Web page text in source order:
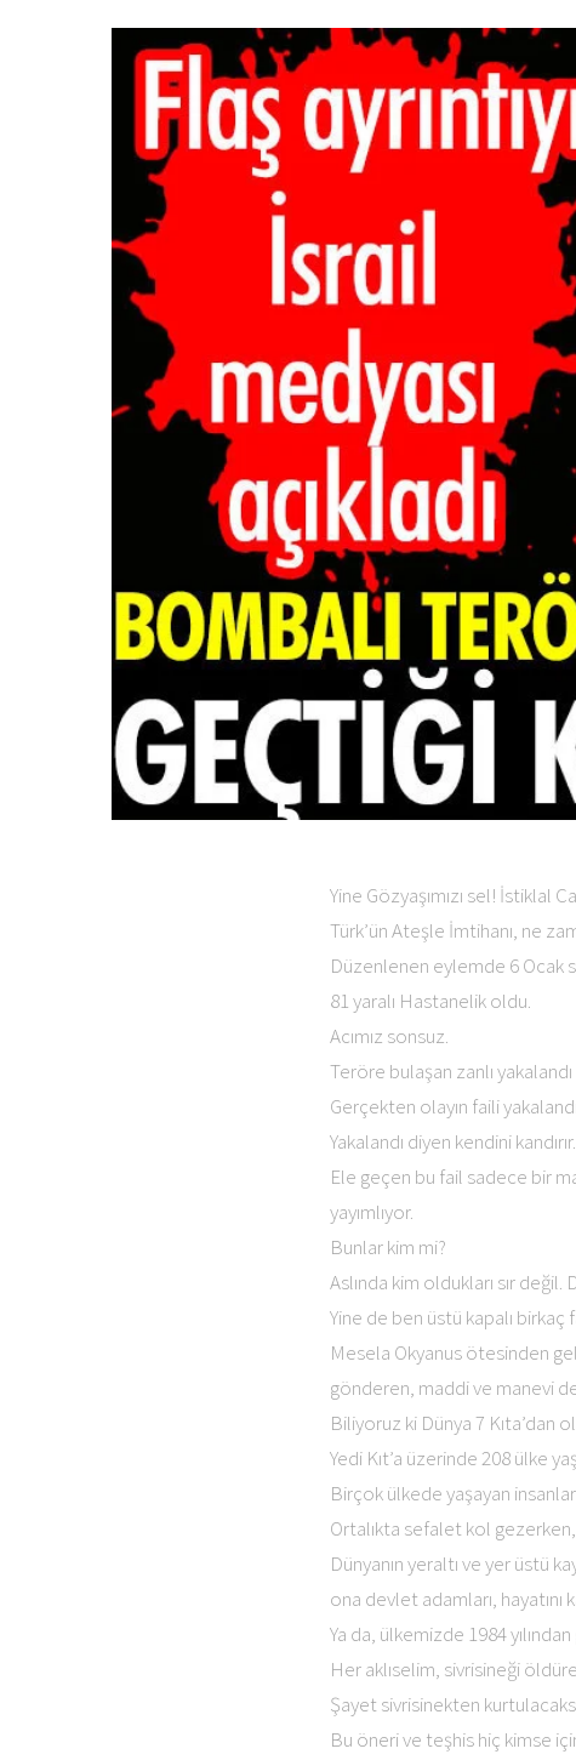
Yine Gözyaşımızı sel! İstiklal
Türk’ün Ateşle İmtihanı, ne
Düzenlenen eylemde 6 Ocak
81 yaralı Hastanelik oldu.
Acımız sonsuz.
Teröre bulaşan zanlı
Gerçekten olayın faili
Yakalandı diyen kendini
Ele geçen bu fail sadece bir
yayımlıyor.
Bunlar kim mi?
Aslında kim oldukları sır değil.
Yine de ben üstü kapalı birkaç
Mesela Okyanus ötesinden
gönderen, maddi ve manevi
Biliyoruz ki Dünya 7 Kıta’dan
Yedi Kıt’a üzerinde 208 ülke
Birçok ülkede yaşayan
Ortalıkta sefalet kol
Dünyanın yeraltı ve yer üstü
ona devlet adamları, hayatını
Ya da, ülkemizde 1984
Her aklıselim, sivrisineği
Şayet sivrisinekten
Bu öneri ve teşhis hiç kimse